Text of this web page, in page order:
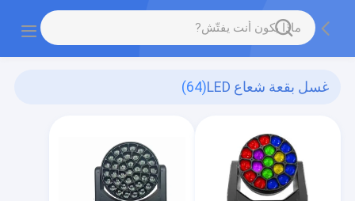
غسل بقعة شعاع LED (64)